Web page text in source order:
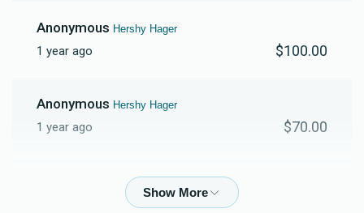
Anonymous Hershy Hager
1 year ago $100.00
Anonymous Hershy Hager
1 year ago $70.00
Hershy Hager